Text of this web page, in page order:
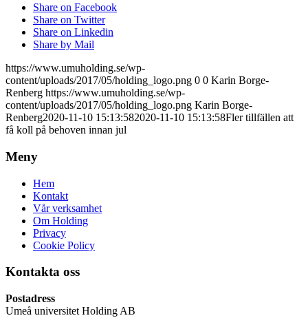
Share on Facebook
Share on Twitter
Share on Linkedin
Share by Mail
https://www.umuholding.se/wp-
content/uploads/2017/05/holding_logo.png 0 0 Karin Borge-
Renberg https://www.umuholding.se/wp-
content/uploads/2017/05/holding_logo.png Karin Borge-
Renberg2020-11-10 15:13:582020-11-10 15:13:58Fler tillfällen att
få koll på behoven innan jul
Meny
Hem
Kontakt
Vår verksamhet
Om Holding
Privacy
Cookie Policy
Kontakta oss
Postadress
Umeå universitet Holding AB